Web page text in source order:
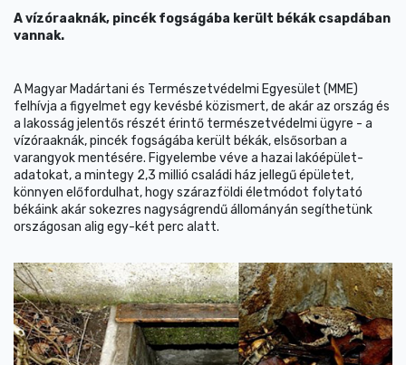
A vízóraaknák, pincék fogságába került békák csapdában
vannak.
A Magyar Madártani és Természetvédelmi Egyesület (MME)
felhívja a figyelmet egy kevésbé közismert, de akár az ország és
a lakosság jelentős részét érintő természetvédelmi ügyre - a
vízóraaknák, pincék fogságába került békák, elsősorban a
varangyok mentésére. Figyelembe véve a hazai lakóépület-
adatokat, a mintegy 2,3 millió családi ház jellegű épületet,
könnyen előfordulhat, hogy szárazföldi életmódot folytató
békáink akár sokezres nagyságrendű állományán segíthetünk
országosan alig egy-két perc alatt.